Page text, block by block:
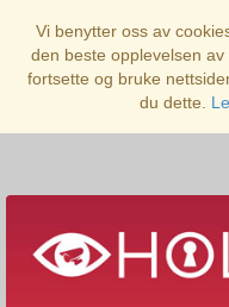
Vi benytter oss av
den beste opplevelsen
fortsette og bruke
du dette.